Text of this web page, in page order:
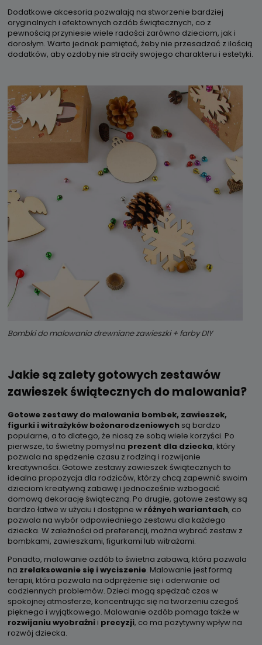
Dodatkowe akcesoria pozwalają na stworzenie bardziej
oryginalnych i efektownych ozdób świątecznych, co z
pewnością przyniesie wiele radości zarówno dzieciom, jak i
dorosłym. Warto jednak pamiętać, żeby nie przesadzać z ilością
dodatków, aby ozdoby nie straciły swojego charakteru i estetyki.
Bombki do malowania drewniane zawieszki + farby DIY
Jakie są zalety gotowych zestawów
zawieszek świątecznych do malowania?
Gotowe zestawy do malowania bombek, zawieszek,
figurki i witrażyków bożonarodzeniowych są bardzo
popularne, a to dlatego, że niosą ze sobą wiele korzyści. Po
pierwsze, to świetny pomysł na prezent dla dziecka, który
pozwala na spędzenie czasu z rodziną i rozwijanie
kreatywności. Gotowe zestawy zawieszek świątecznych to
idealna propozycja dla rodziców, którzy chcą zapewnić swoim
dzieciom kreatywną zabawę i jednocześnie wzbogacić
domową dekorację świąteczną. Po drugie, gotowe zestawy są
bardzo łatwe w użyciu i dostępne w różnych wariantach, co
pozwala na wybór odpowiedniego zestawu dla każdego
dziecka. W zależności od preferencji, można wybrać zestaw z
bombkami, zawieszkami, figurkami lub witrażami.
Ponadto, malowanie ozdób to świetna zabawa, która pozwala
na zrelaksowanie się i wyciszenie. Malowanie jest formą
terapii, która pozwala na odprężenie się i oderwanie od
codziennych problemów. Dzieci mogą spędzać czas w
spokojnej atmosferze, koncentrując się na tworzeniu czegoś
pięknego i wyjątkowego. Malowanie ozdób pomaga także w
rozwijaniu wyobraźni i precyzji, co ma pozytywny wpływ na
rozwój dziecka.